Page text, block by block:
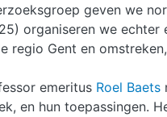
geven we
organiseren we
regio Gent en
emeritus Roel Baets
en hun toepassingen.